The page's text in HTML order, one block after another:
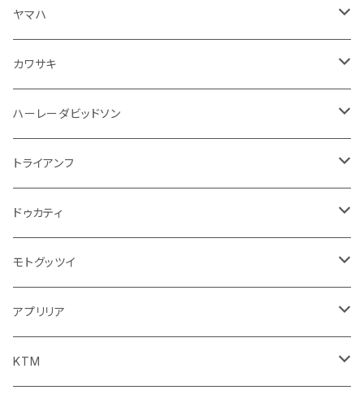
灰皿・ゴミ箱
インテリアパネル
ドリンクホルダー
携帯・スマホホルダー
ステッカー
ダッシュボード
外装系
スポイラー系
シートカバー
吸気系
エアフィルター
アームレスト
ウインカー
ダッシュボード
ドア回り
エンジン系
オイル系
その他
フロントガラス回り
ワイパー
リアガラス回り
ライト系
フォグランプ
ミラー系
フロアマット
ヤマハ
電装系
ウインカー
モーター系
ミラー
ブレーキ系
クラッチブレーキレバー
駆動系
その他
フェンダー系
カワサキ
ミラー
ハンドル系
足回り
サスペンション
タンク系
キャップ
ブレーキ系
ブレーキ・クラッチレバー
ハーレーダビッドソン
ミラー
トライアンフ
ミラー
ドゥカティ
ミラー
その他
ブレーキ系
モトグッツイ
ミラー
アプリリア
ミラー
KTM